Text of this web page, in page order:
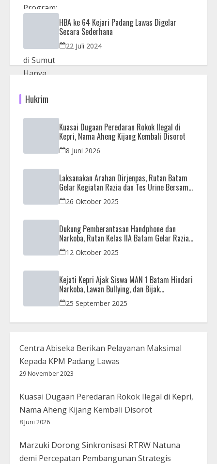
HBA ke 64 Kejari Padang Lawas Digelar
Secara Sederhana
22 Juli 2024
Hukrim
Kuasai Dugaan Peredaran Rokok Ilegal di
Kepri, Nama Aheng Kijang Kembali Disorot
8 Juni 2026
Laksanakan Arahan Dirjenpas, Rutan Batam
Gelar Kegiatan Razia dan Tes Urine Bersama
APH26 Oktober 2025
Dukung Pemberantasan Handphone dan
Narkoba, Rutan Kelas IIA Batam Gelar Razia
Bersama Aparat Penegak Hukum
12 Oktober 2025
Kejati Kepri Ajak Siswa MAN 1 Batam Hindari
Narkoba, Lawan Bullying, dan Bijak
Bermedsos
25 September 2025
Centra Abiseka Berikan Pelayanan Maksimal
Kepada KPM Padang Lawas
29 November 2023
Kuasai Dugaan Peredaran Rokok Ilegal di Kepri,
Nama Aheng Kijang Kembali Disorot
8 Juni 2026
Marzuki Dorong Sinkronisasi RTRW Natuna
demi Percepatan Pembangunan Strategis